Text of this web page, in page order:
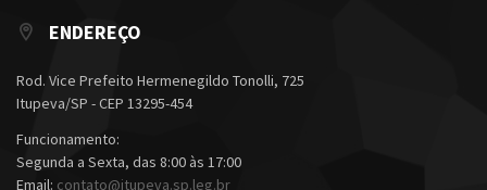
ENDEREÇO
Rod. Vice Prefeito Hermenegildo Tonolli, 725
Itupeva/SP - CEP 13295-454
Funcionamento:
Segunda a Sexta, das 8:00 às 17:00
Email: contato@itupeva.sp.leg.br